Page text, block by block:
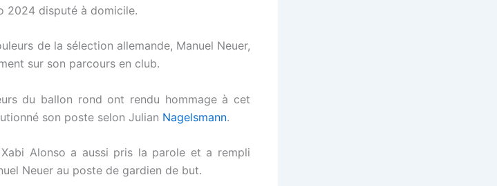
2024 disputé à domicile.
de la sélection allemande, Manuel Neuer,
sur son parcours en club.
du ballon rond ont rendu hommage à cet
son poste selon Julian Nagelsmann.
Alonso a aussi pris la parole et a rempli
Neuer au poste de gardien de but.